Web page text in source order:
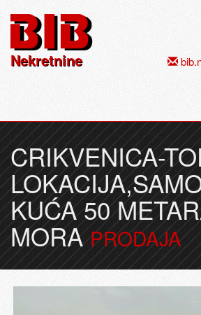
Nekretnine
CRIKVENICA-
KUĆA 50
MORAPRODAJA